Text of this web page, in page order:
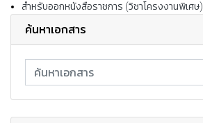
สำหรับออกหนังสือราชการ (วิชาโครงงานพิเศษ)
ค้นหาเอกสาร